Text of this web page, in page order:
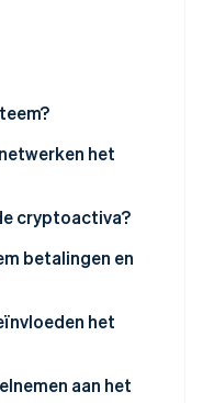
economische
het
cryptoactiva?
betalingen en
het
aan het